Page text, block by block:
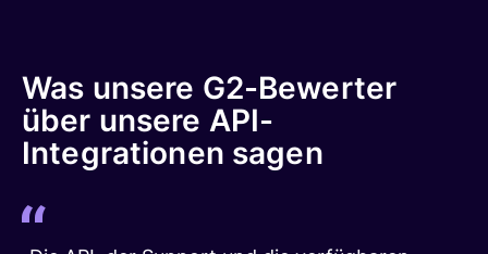
Was unsere G2-Bewerter
über unsere API-
Integrationen sagen